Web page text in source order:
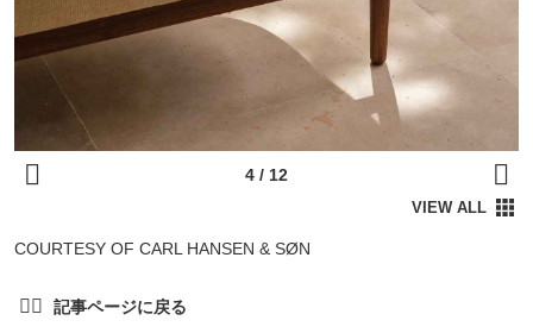
COURTESY OF CARL HANSEN & SØN